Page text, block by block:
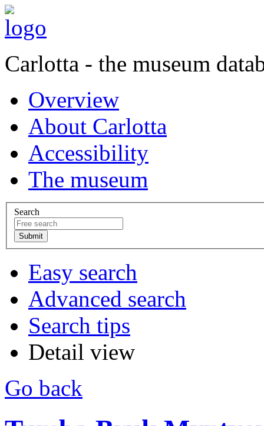
Carlotta - the museum
Overview
About Carlotta
Accessibility
The museum
Search
Easy search
Advanced search
Search tips
Detail view
Go back